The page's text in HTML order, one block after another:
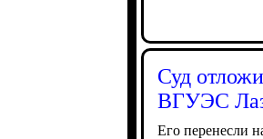
Суд
ВГУЭС
Его перенесли